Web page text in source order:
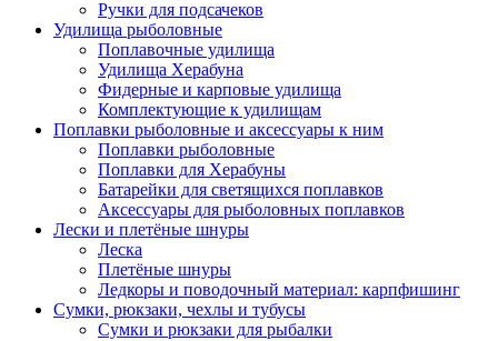
Ручки для подсачеков
Удилища рыболовные
Поплавочные удилища
Удилища Херабуна
Фидерные и карповые удилища
Комплектующие к удилищам
Поплавки рыболовные и аксессуары к ним
Поплавки рыболовные
Поплавки для Херабуны
Батарейки для светящихся поплавков
Аксессуары для рыболовных поплавков
Лески и плетёные шнуры
Леска
Плетёные шнуры
Ледкоры и поводочный материал: карпфишинг
Сумки, рюкзаки, чехлы и тубусы
Сумки и рюкзаки для рыбалки